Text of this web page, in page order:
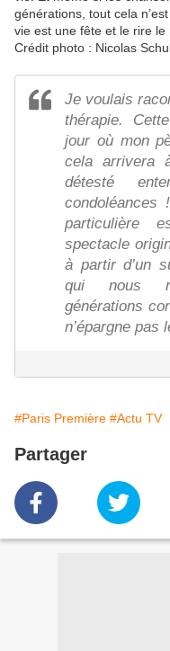
générations, tout cela
vie est une fête et le rire le
Crédit photo : Nicolas
Je voulais
thérapie.
jour où mon
cela arrivera
détesté
particulière
spectacle
à partir d’un
qui nous
générations
n’épargne pas
#Paris Première #Actu TV
Partager